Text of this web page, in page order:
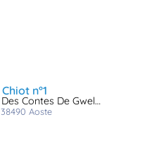
chiot n°1
Des Contes De Gwelane
38490 aoste